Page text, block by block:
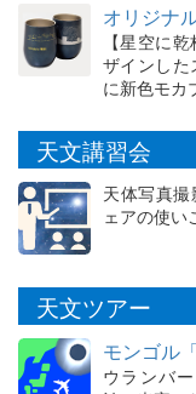
オリジナ
【星空に
ザインした
に新色モカ
天文講習会
天体写真
ェアの使い
天文ツアー
モンゴル
ウランバ